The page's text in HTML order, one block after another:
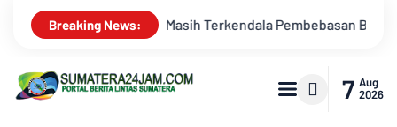
Breaking News:
BPHTB di Sebagian Lahan Kemarau Memuncak,
7 Aug
2026